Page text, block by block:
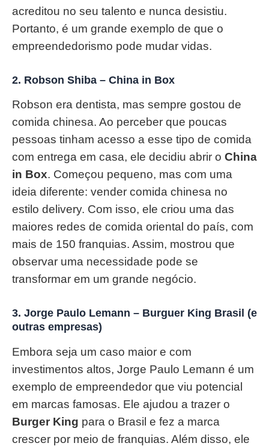
acreditou no seu talento e nunca desistiu.
Portanto, é um grande exemplo de que o
empreendedorismo pode mudar vidas.
2. Robson Shiba – China in Box
Robson era dentista, mas sempre gostou de
comida chinesa. Ao perceber que poucas
pessoas tinham acesso a esse tipo de comida
com entrega em casa, ele decidiu abrir o China
in Box. Começou pequeno, mas com uma
ideia diferente: vender comida chinesa no
estilo delivery. Com isso, ele criou uma das
maiores redes de comida oriental do país, com
mais de 150 franquias. Assim, mostrou que
observar uma necessidade pode se
transformar em um grande negócio.
3. Jorge Paulo Lemann – Burguer King Brasil (e
outras empresas)
Embora seja um caso maior e com
investimentos altos, Jorge Paulo Lemann é um
exemplo de empreendedor que viu potencial
em marcas famosas. Ele ajudou a trazer o
Burger King para o Brasil e fez a marca
crescer por meio de franquias. Além disso, ele